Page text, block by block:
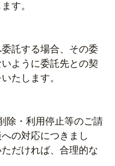
す。
託する場合、その委
ように委託先との契
たします。
除・利用停止等のご請
の対応につきまし
だければ、合理的な